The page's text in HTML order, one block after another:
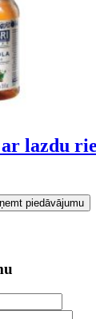
lazdu
piedāvājumu